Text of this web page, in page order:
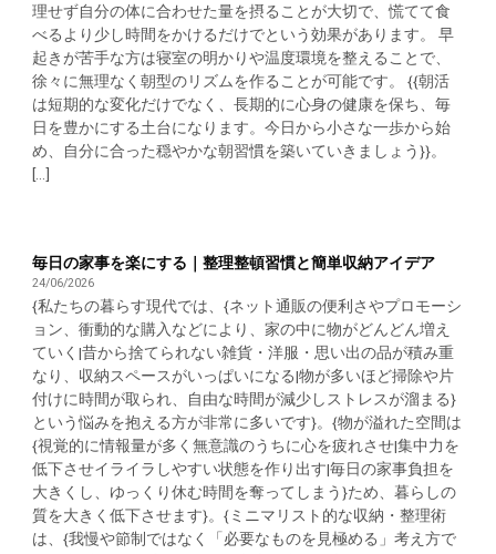
理せず自分の体に合わせた量を摂ることが大切で、慌てて食
べるより少し時間をかけるだけでという効果があります。 早
起きが苦手な方は寝室の明かりや温度環境を整えることで、
徐々に無理なく朝型のリズムを作ることが可能です。 {{朝活
は短期的な変化だけでなく、長期的に心身の健康を保ち、毎
日を豊かにする土台になります。今日から小さな一歩から始
め、自分に合った穏やかな朝習慣を築いていきましょう}}。
[...]
毎日の家事を楽にする｜整理整頓習慣と簡単収納アイデア
24/06/2026
{私たちの暮らす現代では、{ネット通販の便利さやプロモーシ
ョン、衝動的な購入などにより、家の中に物がどんどん増え
ていく|昔から捨てられない雑貨・洋服・思い出の品が積み重
なり、収納スペースがいっぱいになる|物が多いほど掃除や片
付けに時間が取られ、自由な時間が減少しストレスが溜まる}
という悩みを抱える方が非常に多いです}。{物が溢れた空間は
{視覚的に情報量が多く無意識のうちに心を疲れさせ|集中力を
低下させイライラしやすい状態を作り出す|毎日の家事負担を
大きくし、ゆっくり休む時間を奪ってしまう}ため、暮らしの
質を大きく低下させます}。{ミニマリスト的な収納・整理術
は、{我慢や節制ではなく「必要なものを見極める」考え方で